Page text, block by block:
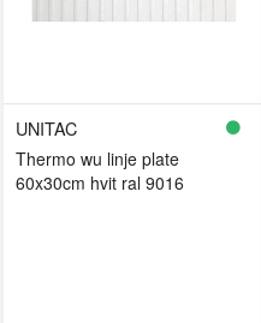
UNITAC
Thermo wu linje plate
60x30cm hvit ral 9016